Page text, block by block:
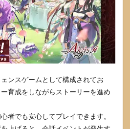
ンスゲームとして構成されてお
育成をしながらストーリーを進め
者でも安心してプレイできます。